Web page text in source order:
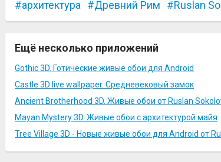
архитектура Древний Рим Ruslan
Ещё несколько приложений
Gothic 3D. Готические живые обои для Android
Castle 3D live wallpaper. Средневековый замок
Ancient Brotherhood 3D. Живые обои от Ruslan
Mayan Mystery 3D. Живые обои с архитектурой майя
Tree Village 3D - Новые живые обои для Android от